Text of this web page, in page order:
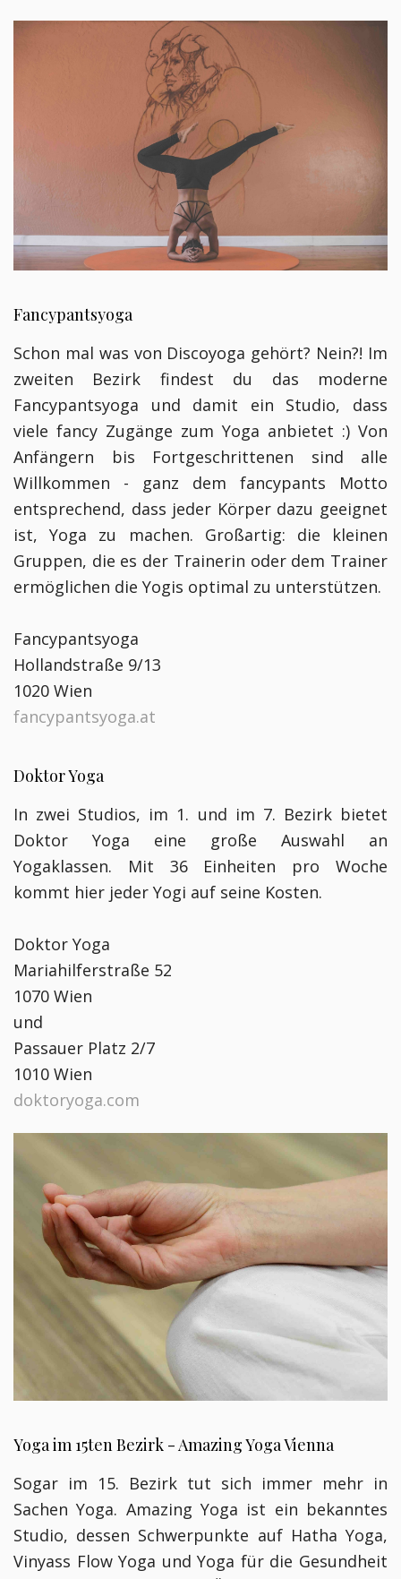
Fancypantsyoga
Schon mal was von Discoyoga gehört? Nein?! Im
zweiten Bezirk findest du das moderne
Fancypantsyoga und damit ein Studio, dass
viele fancy Zugänge zum Yoga anbietet :) Von
Anfängern bis Fortgeschrittenen sind alle
Willkommen - ganz dem fancypants Motto
entsprechend, dass jeder Körper dazu geeignet
ist, Yoga zu machen. Großartig: die kleinen
Gruppen, die es der Trainerin oder dem Trainer
ermöglichen die Yogis optimal zu unterstützen.
Fancypantsyoga
Hollandstraße 9/13
1020 Wien
fancypantsyoga.at
Doktor Yoga
In zwei Studios, im 1. und im 7. Bezirk bietet
Doktor Yoga eine große Auswahl an
Yogaklassen. Mit 36 Einheiten pro Woche
kommt hier jeder Yogi auf seine Kosten.
Doktor Yoga
Mariahilferstraße 52
1070 Wien
und
Passauer Platz 2/7
1010 Wien
doktoryoga.com
Yoga im 15ten Bezirk - Amazing Yoga Vienna
Sogar im 15. Bezirk tut sich immer mehr in
Sachen Yoga. Amazing Yoga ist ein bekanntes
Studio, dessen Schwerpunkte auf Hatha Yoga,
Vinyass Flow Yoga und Yoga für die Gesundheit